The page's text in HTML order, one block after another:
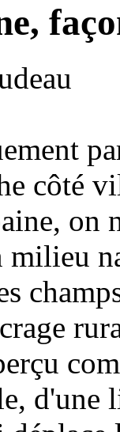
côté
on
milieu
d'une